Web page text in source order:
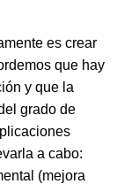
es crear
que hay
y que la
grado de
a cabo:
(mejora